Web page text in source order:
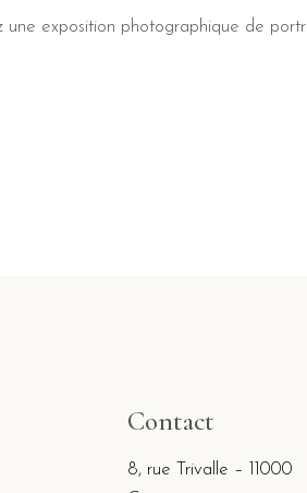
exposition photographique de
Contact
8, rue Trivalle – 11000